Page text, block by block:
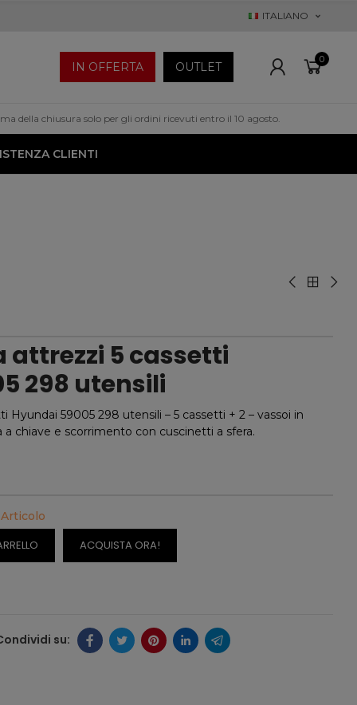
ITALIANO
IN OFFERTA OUTLET
0
della chiusura solo per gli ordini ricevuti entro il 10 agosto.
CLIENTI
attrezzi 5 cassetti
298 utensili
Hyundai 59005 298 utensili – 5 cassetti + 2 – vassoi in
a chiave e scorrimento con cuscinetti a sfera.
Articolo
ACQUISTA ORA!